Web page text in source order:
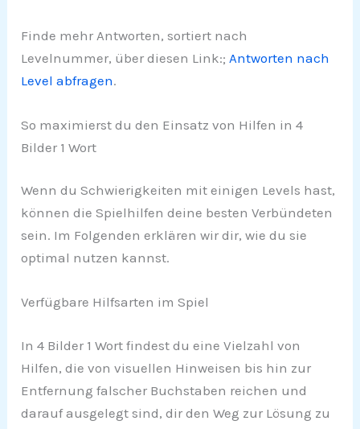
Finde mehr Antworten, sortiert nach
Levelnummer, über diesen Link:; Antworten nach
Level abfragen.
So maximierst du den Einsatz von Hilfen in 4
Bilder 1 Wort
Wenn du Schwierigkeiten mit einigen Levels hast,
können die Spielhilfen deine besten Verbündeten
sein. Im Folgenden erklären wir dir, wie du sie
optimal nutzen kannst.
Verfügbare Hilfsarten im Spiel
In 4 Bilder 1 Wort findest du eine Vielzahl von
Hilfen, die von visuellen Hinweisen bis hin zur
Entfernung falscher Buchstaben reichen und
darauf ausgelegt sind, dir den Weg zur Lösung zu